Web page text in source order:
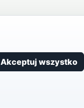
Akceptuj wszystko